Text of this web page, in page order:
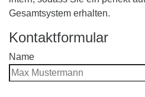
Gesamtsystem erhalten.
Kontaktformular
Name